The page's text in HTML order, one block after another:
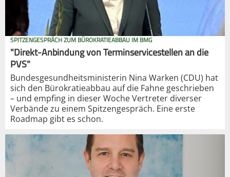
SPITZENGESPRÄCH ZUM BÜROKRATIEABBAU IM BMG
"Direkt-Anbindung von Terminservicestellen an die
PVS"
Bundesgesundheitsministerin Nina Warken (CDU) hat
sich den Bürokratieabbau auf die Fahne geschrieben
– und empfing in dieser Woche Vertreter diverser
Verbände zu einem Spitzengespräch. Eine erste
Roadmap gibt es schon.